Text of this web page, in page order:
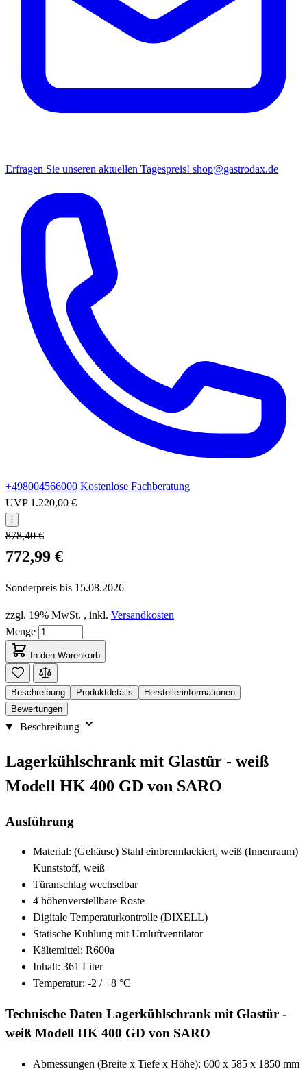
Erfragen Sie unseren aktuellen Tagespreis! shop@gastrodax.de
+498004566000 Kostenlose Fachberatung
UVP 1.220,00 €
i
878,40 €
772,99 €
Sonderpreis bis 15.08.2026
zzgl. 19% MwSt. , inkl. Versandkosten
Menge
In den Warenkorb
Beschreibung Produktdetails
Herstellerinformationen
Bewertungen
Beschreibung
Lagerkühlschrank mit Glastür - weiß
Modell HK 400 GD von SARO
Ausführung
Material: (Gehäuse) Stahl einbrennlackiert, weiß (Innenraum)
Kunststoff, weiß
Türanschlag wechselbar
4 höhenverstellbare Roste
Digitale Temperaturkontrolle (DIXELL)
Statische Kühlung mit Umluftventilator
Kältemittel: R600a
Inhalt: 361 Liter
Temperatur: -2 / +8 °C
Technische Daten Lagerkühlschrank mit Glastür -
weiß Modell HK 400 GD von SARO
Abmessungen (Breite x Tiefe x Höhe): 600 x 585 x 1850 mm